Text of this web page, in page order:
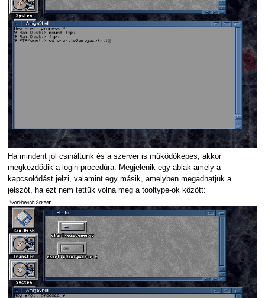
Ha mindent jól csináltunk és a szerver is működőképes, akkor
megkezdődik a login procedúra. Megjelenik egy ablak amely a
kapcsolódást jelzi, valamint egy másik, amelyben megadhatjuk a
jelszót, ha ezt nem tettük volna meg a tooltype-ok között: